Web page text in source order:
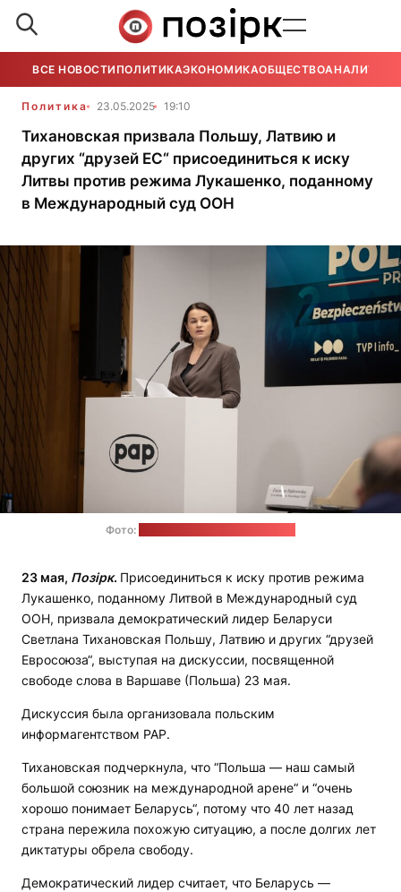
ВСЕ НОВОСТИ ПОЛИТИКАЭКОНОМИКАОБЩЕСТВОАНАЛИТИКА
Политика 23.05.2025 19:10
Тихановская призвала Польшу, Латвию и
других “друзей ЕС“ присоединиться к иску
Литвы против режима Лукашенко, поданному
в Международный суд ООН
Фото:
23 мая, Позірк. Присоединиться к иску против режима
Лукашенко, поданному Литвой в Международный суд
ООН, призвала демократический лидер Беларуси
Светлана Тихановская Польшу, Латвию и других “друзей
Евросоюза“, выступая на дискуссии, посвященной
свободе слова в Варшаве (Польша) 23 мая.
Дискуссия была организовала польским
информагентством РАР.
Тихановская подчеркнула, что “Польша — наш самый
большой союзник на международной арене“ и “очень
хорошо понимает Беларусь“, потому что 40 лет назад
страна пережила похожую ситуацию, а после долгих лет
диктатуры обрела свободу.
Демократический лидер считает, что Беларусь —